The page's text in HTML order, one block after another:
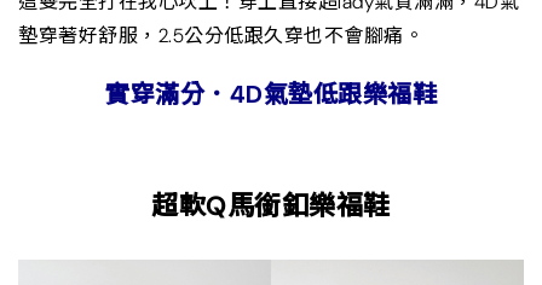
墊穿著好舒服，2.5公分低跟久穿也不會腳痛。
實穿滿分．4D氣墊低跟樂福鞋
超軟Q馬銜釦樂福鞋